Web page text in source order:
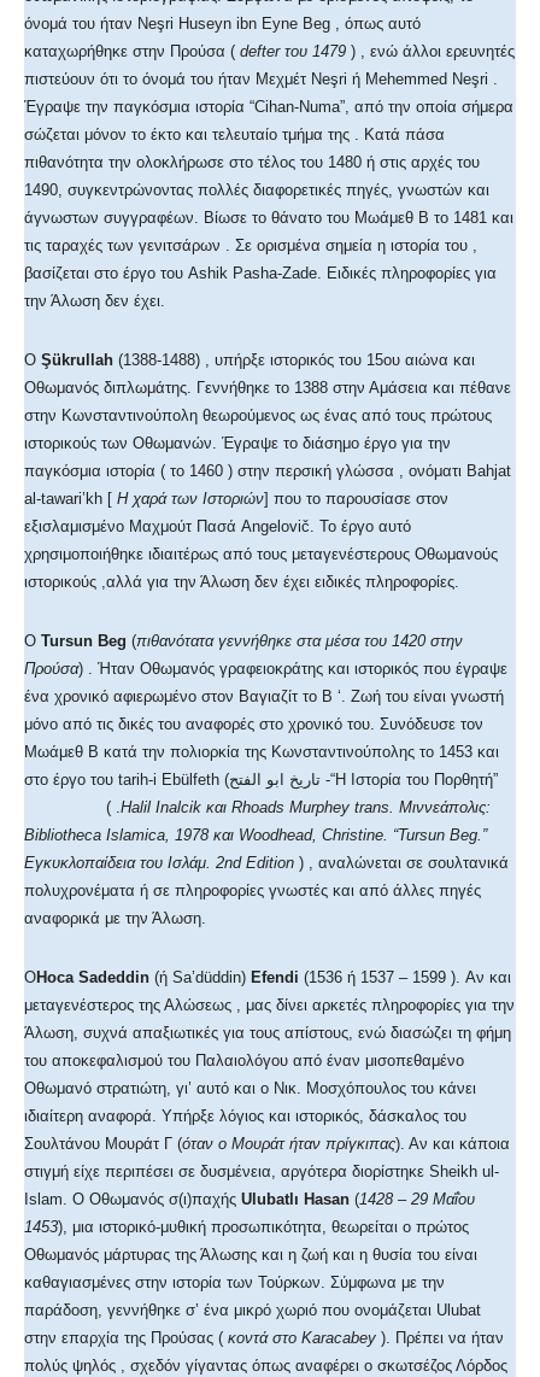
όνομά του ήταν Neşri Huseyn ibn Eyne Beg , όπως αυτό
καταχωρήθηκε στην Προύσα ( defter του 1479 ) , ενώ άλλοι ερευνητές
πιστεύουν ότι το όνομά του ήταν Μεχμέτ Neşri ή Mehemmed Neşri .
Έγραψε την παγκόσμια ιστορία “Cihan-Numa”, από την οποία σήμερα
σώζεται μόνον το έκτο και τελευταίο τμήμα της . Κατά πάσα
πιθανότητα την ολοκλήρωσε στο τέλος του 1480 ή στις αρχές του
1490, συγκεντρώνοντας πολλές διαφορετικές πηγές, γνωστών και
άγνωστων συγγραφέων. Βίωσε το θάνατο του Μωάμεθ Β το 1481 και
τις ταραχές των γενιτσάρων . Σε ορισμένα σημεία η ιστορία του ,
βασίζεται στο έργο του Ashik Pasha-Zade. Ειδικές πληροφορίες για
την Άλωση δεν έχει.
Ο Şükrullah (1388-1488) , υπήρξε ιστορικός του 15ου αιώνα και
Οθωμανός διπλωμάτης. Γεννήθηκε το 1388 στην Αμάσεια και πέθανε
στην Κωνσταντινούπολη θεωρούμενος ως ένας από τους πρώτους
ιστορικούς των Οθωμανών. Έγραψε το διάσημο έργο για την
παγκόσμια ιστορία ( το 1460 ) στην περσική γλώσσα , ονόματι Bahjat
al-tawari’kh [ Η χαρά των Ιστοριών] που το παρουσίασε στον
εξισλαμισμένο Μαχμούτ Πασά Angelovič. Το έργο αυτό
χρησιμοποιήθηκε ιδιαιτέρως από τους μεταγενέστερους Οθωμανούς
ιστορικούς ,αλλά για την Άλωση δεν έχει ειδικές πληροφορίες.
Ο Tursun Beg (πιθανότατα γεννήθηκε στα μέσα του 1420 στην
Προύσα) . Ήταν Οθωμανός γραφειοκράτης και ιστορικός που έγραψε
ένα χρονικό αφιερωμένο στον Βαγιαζίτ το Β ‘. Ζωή του είναι γνωστή
μόνο από τις δικές του αναφορές στο χρονικό του. Συνόδευσε τον
Μωάμεθ Β κατά την πολιορκία της Κωνσταντινούπολης το 1453 και
στο έργο του tarih-i Ebülfeth (تاريخ ابو الفتح -“Η Ιστορία του Πορθητή”
( .Halil Inalcik και Rhoads Murphey trans. Μιννεάπολις:
Bibliotheca Islamica, 1978 και Woodhead, Christine. “Tursun Beg.”
Εγκυκλοπαίδεια του Ισλάμ. 2nd Edition ) , αναλώνεται σε σουλτανικά
πολυχρονέματα ή σε πληροφορίες γνωστές και από άλλες πηγές
αναφορικά με την Άλωση.
ΟHoca Sadeddin (ή Sa’düddin) Efendi (1536 ή 1537 – 1599 ). Αν και
μεταγενέστερος της Αλώσεως , μας δίνει αρκετές πληροφορίες για την
Άλωση, συχνά απαξιωτικές για τους απίστους, ενώ διασώζει τη φήμη
του αποκεφαλισμού του Παλαιολόγου από έναν μισοπεθαμένο
Οθωμανό στρατιώτη, γι’ αυτό και ο Νικ. Μοσχόπουλος του κάνει
ιδιαίτερη αναφορά. Υπήρξε λόγιος και ιστορικός, δάσκαλος του
Σουλτάνου Μουράτ Γ (όταν ο Μουράτ ήταν πρίγκιπας). Αν και κάποια
στιγμή είχε περιπέσει σε δυσμένεια, αργότερα διορίστηκε Sheikh ul-
Islam. Ο Οθωμανός σ(ι)παχής Ulubatlı Hasan (1428 – 29 Μαΐου
1453), μια ιστορικό-μυθική προσωπικότητα, θεωρείται ο πρώτος
Οθωμανός μάρτυρας της Άλωσης και η ζωή και η θυσία του είναι
καθαγιασμένες στην ιστορία των Τούρκων. Σύμφωνα με την
παράδοση, γεννήθηκε σ’ ένα μικρό χωριό που ονομάζεται Ulubat
στην επαρχία της Προύσας ( κοντά στο Karacabey ). Πρέπει να ήταν
πολύς ψηλός , σχεδόν γίγαντας όπως αναφέρει ο σκωτσέζος Λόρδος